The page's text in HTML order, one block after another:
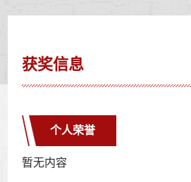
获奖信息
个人荣誉
暂无内容